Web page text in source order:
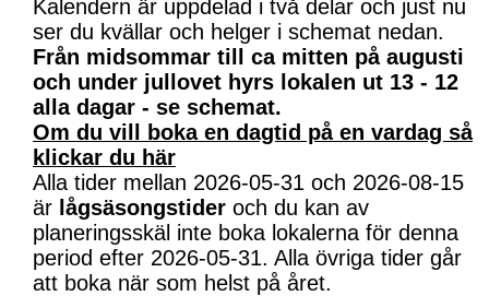
Kalendern är uppdelad i två delar och just nu
ser du kvällar och helger i schemat nedan.
Från midsommar till ca mitten på augusti
och under jullovet hyrs lokalen ut 13 - 12
alla dagar - se schemat.
Om du vill boka en dagtid på en vardag så
klickar du här
Alla tider mellan 2026-05-31 och 2026-08-15
är lågsäsongstider och du kan av
planeringsskäl inte boka lokalerna för denna
period efter 2026-05-31. Alla övriga tider går
att boka när som helst på året.